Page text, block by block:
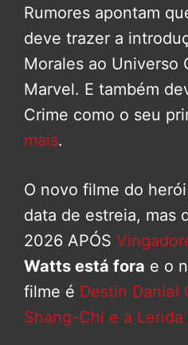
Rumores apontam
deve trazer a
Morales ao Universo
Marvel. E também
Crime como o seu
mais.
O novo filme do
data de estreia, mas
2026 APÓS
Watts está fora e o
filme é Destin Daniel
Shang-Chi e a